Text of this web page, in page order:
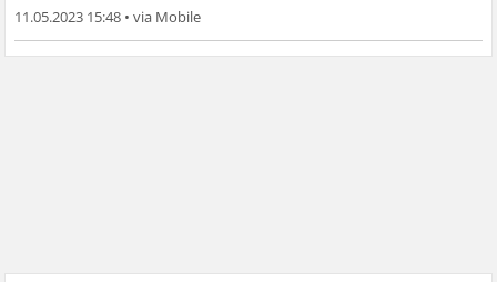
11.05.2023 15:48 •